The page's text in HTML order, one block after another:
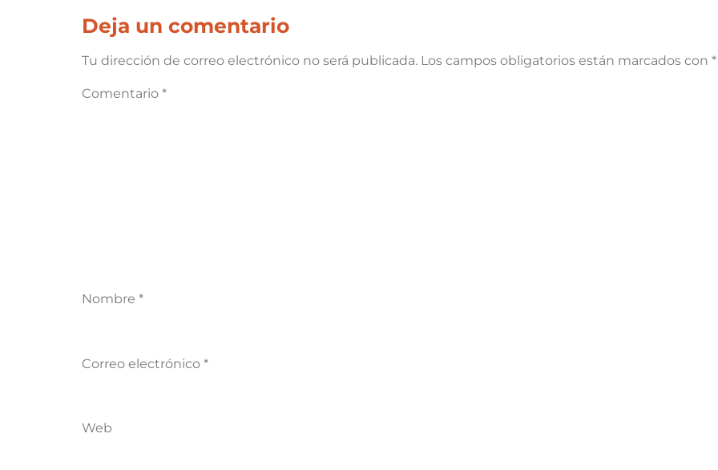
Deja un comentario
Tu dirección de correo electrónico no será publicada. Los campos obligatorios están marcados con *
Comentario *
Nombre *
Correo electrónico *
Web